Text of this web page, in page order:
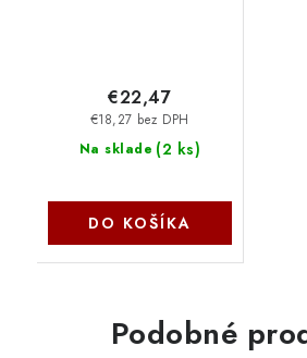
Na sklade (2 ks)
€18,27 bez DPH
€22,47
DO KOŠÍKA
Podobné